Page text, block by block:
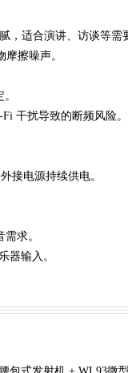
，适合演讲、访谈等需
摩擦噪声。
。
干扰导致的断频风险。
接电源持续供电。
需求。
器输入。